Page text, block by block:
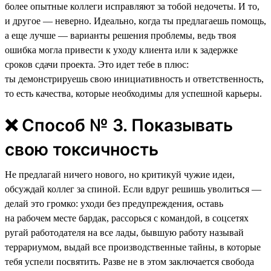
более опытные коллеги исправляют за тобой недочеты. И то,
и другое — неверно. Идеально, когда ты предлагаешь помощь,
а еще лучше — варианты решения проблемы, ведь твоя
ошибка могла привести к уходу клиента или к задержке
сроков сдачи проекта. Это идет тебе в плюс:
ты демонстрируешь свою инициативность и ответственность,
то есть качества, которые необходимы для успешной карьеры.
❌ Способ № 3. Показывать
свою токсичность
Не предлагай ничего нового, но критикуй чужие идеи,
обсуждай коллег за спиной. Если вдруг решишь уволиться —
делай это громко: уходи без предупреждения, оставь
на рабочем месте бардак, рассорься с командой, в соцсетях
ругай работодателя на все лады, бывшую работу называй
террариумом, выдай все производственные тайны, в которые
тебя успели посвятить. Разве не в этом заключается свобода